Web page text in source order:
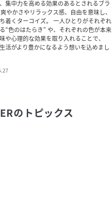
集中力を高める効果のあるとされるブラ
やかさやリラックス感、自由を意味し、
着くターコイズ。 一人ひとりがそれぞれ
“色のはたらき” や、それぞれの色が本来
や心理的な効果を取り入れることで、
活がより豊かになるよう想いを込めまし
のトピックス